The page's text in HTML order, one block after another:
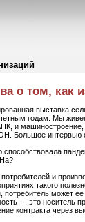
о том, как
выставка
годам. Мы
и
Большое интервью
и
такого
может
— это носитель
контракта через